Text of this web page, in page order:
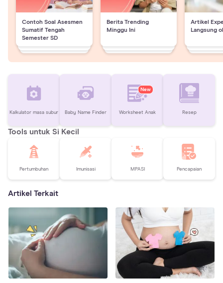
Contoh Soal Asesmen
Sumatif Tengah
Semester SD
Berita Trending
Minggu Ini
Artikel
Langsung
Kalkulator masa subur Baby Name Finder
New
Worksheet Anak Resep
Tools untuk Si Kecil
Pertumbuhan Imunisasi MPASI Pencapaian
Artikel Terkait